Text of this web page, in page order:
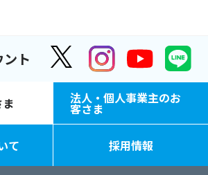
ト
法人・個人事業主のお
客さま
て 採用情報